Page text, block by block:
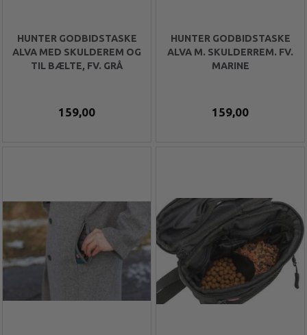
HUNTER GODBIDSTASKE
ALVA MED SKULDEREM OG
TIL BÆLTE, FV. GRÅ
159,00
HUNTER GODBIDSTASKE
ALVA M. SKULDERREM. FV.
MARINE
159,00